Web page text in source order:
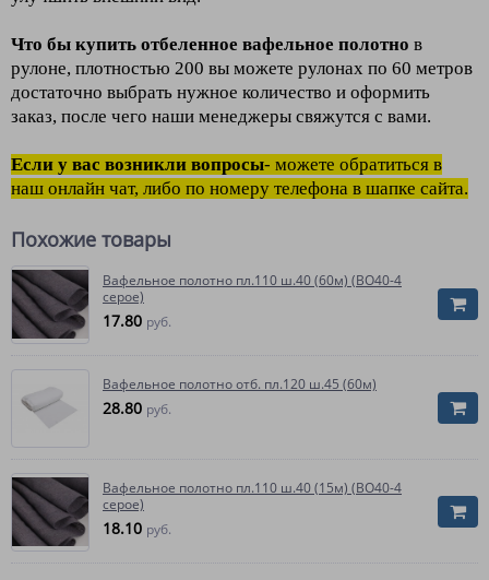
Что бы купить отбеленное вафельное полотно в
рулоне, плотностью 200 вы можете рулонах по 60 метров
достаточно выбрать нужное количество и оформить
заказ, после чего наши менеджеры свяжутся с вами.
Если у вас возникли вопросы- можете обратиться в
наш онлайн чат, либо по номеру телефона в шапке сайта.
Похожие товары
Вафельное полотно пл.110 ш.40 (60м) (ВО40-4
серое)
17.80 руб.
Вафельное полотно отб. пл.120 ш.45 (60м)
28.80 руб.
Вафельное полотно пл.110 ш.40 (15м) (ВО40-4
серое)
18.10 руб.